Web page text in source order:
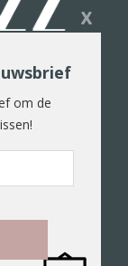
X
om de